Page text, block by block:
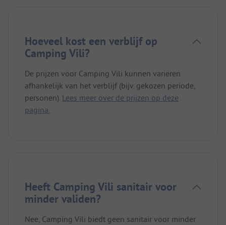
Hoeveel kost een verblijf op
Camping Vili?
De prijzen voor Camping Vili kunnen variëren
afhankelijk van het verblijf (bijv. gekozen periode,
personen). Lees meer over de prijzen op deze
pagina.
Heeft Camping Vili sanitair voor
minder validen?
Nee, Camping Vili biedt geen sanitair voor minder